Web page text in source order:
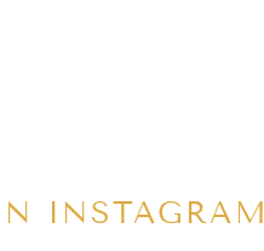
INSTAGRAM